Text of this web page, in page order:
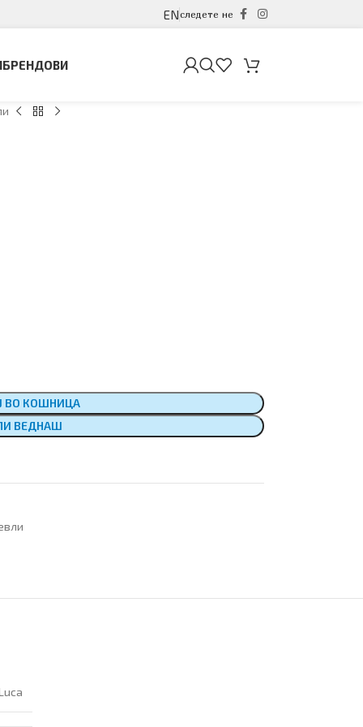
ENследете не
БРЕНДОВИ
ВО КОШНИЦА
ВЕДНАШ